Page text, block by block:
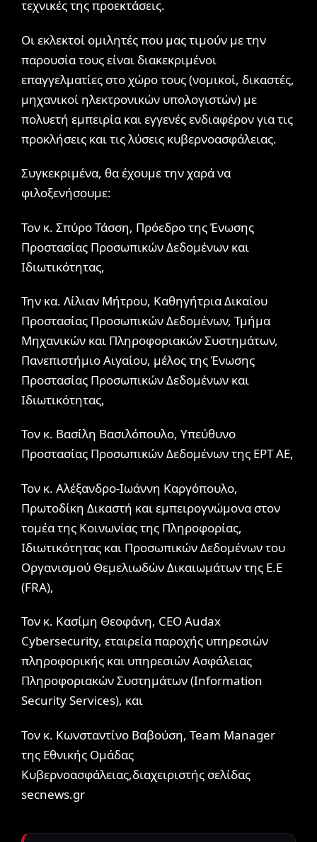
τεχνικές της προεκτάσεις.
Οι εκλεκτοί ομιλητές που μας τιμούν με την
παρουσία τους είναι διακεκριμένοι
επαγγελματίες στο χώρο τους (νομικοί, δικαστές,
μηχανικοί ηλεκτρονικών υπολογιστών) με
πολυετή εμπειρία και εγγενές ενδιαφέρον για τις
προκλήσεις και τις λύσεις κυβερνοασφάλειας.
Συγκεκριμένα, θα έχουμε την χαρά να
φιλοξενήσουμε:
Τον κ. Σπύρο Τάσση, Πρόεδρο της Ένωσης
Προστασίας Προσωπικών Δεδομένων και
Ιδιωτικότητας,
Την κα. Λίλιαν Μήτρου, Καθηγήτρια Δικαίου
Προστασίας Προσωπικών Δεδομένων, Τμήμα
Μηχανικών και Πληροφοριακών Συστημάτων,
Πανεπιστήμιο Αιγαίου, μέλος της Ένωσης
Προστασίας Προσωπικών Δεδομένων και
Ιδιωτικότητας,
Τον κ. Βασίλη Βασιλόπουλο, Υπεύθυνο
Προστασίας Προσωπικών Δεδομένων της ΕΡΤ ΑΕ,
Τον κ. Αλέξανδρο-Ιωάννη Καργόπουλο,
Πρωτοδίκη Δικαστή και εμπειρογνώμονα στον
τομέα της Κοινωνίας της Πληροφορίας,
Ιδιωτικότητας και Προσωπικών Δεδομένων του
Οργανισμού Θεμελιωδών Δικαιωμάτων της Ε.Ε
(FRA),
Toν κ. Κασίμη Θεοφάνη, CEO Audax
Cybersecurity, εταιρεία παροχής υπηρεσιών
πληροφορικής και υπηρεσιών Ασφάλειας
Πληροφοριακών Συστημάτων (Information
Security Services), και
Τον κ. Κωνσταντίνο Βαβούση, Team Manager
της Εθνικής Ομάδας
Κυβερνοασφάλειας,διαχειριστής σελίδας
secnews.gr